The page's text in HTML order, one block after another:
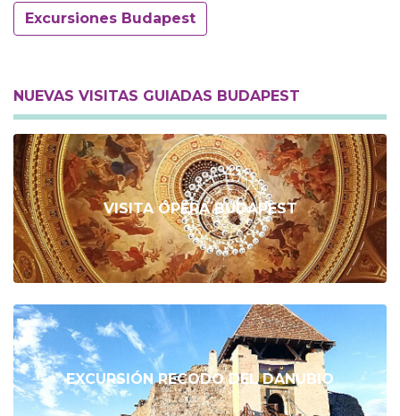
Excursiones Budapest
NUEVAS VISITAS GUIADAS BUDAPEST
VISITA ÓPERA BUDAPEST
EXCURSIÓN RECODO DEL DANUBIO